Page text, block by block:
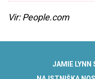
Vir: People.com
JAMIE LYNN